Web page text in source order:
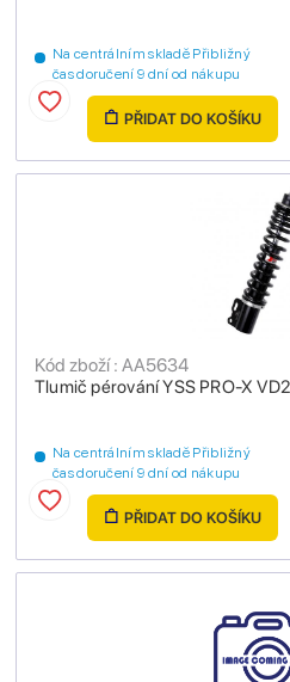
Na centrálním skladě Přibližný
čas doručení 9 dní od nákupu
PŘIDAT DO KOŠÍKU
Tlumič pérování YSS PRO-X
Kód zboží : AA5634
Na centrálním skladě Přibližný
čas doručení 9 dní od nákupu
PŘIDAT DO KOŠÍKU